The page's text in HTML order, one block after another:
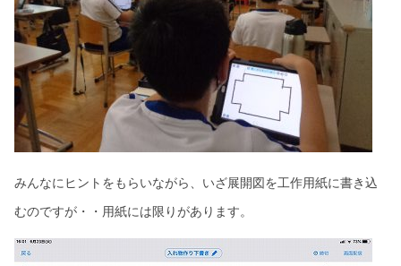
みんなにヒントをもらいながら、いざ展開図を工作用紙に書き込
むのですが・・用紙には限りがあります。